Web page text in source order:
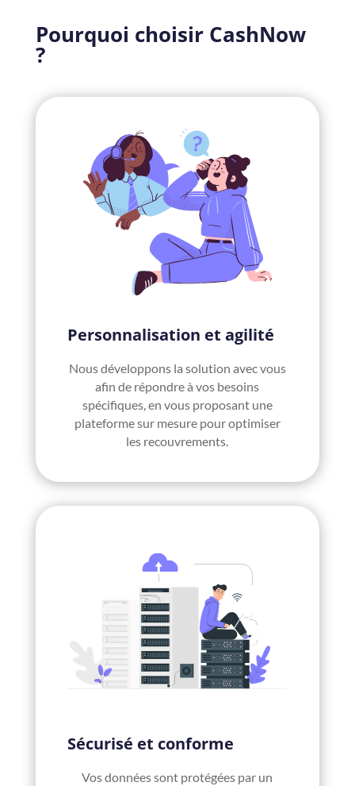
Pourquoi choisir CashNow
?
Personnalisation et agilité
Nous développons la solution avec vous
afin de répondre à vos besoins
spécifiques, en vous proposant une
plateforme sur mesure pour optimiser
les recouvrements.
Sécurisé et conforme
Vos données sont protégées par un